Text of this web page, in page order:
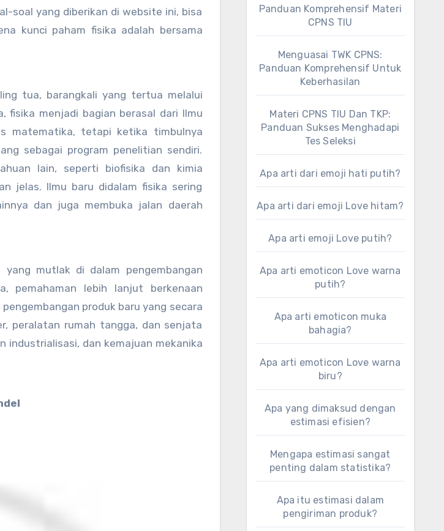
soal yang diberikan di website ini, bisa
kunci paham fisika adalah bersama
tua, barangkali yang tertua melalui
fisika menjadi bagian berasal dari Ilmu
matematika, tetapi ketika timbulnya
sebagai program penelitian sendiri.
lain, seperti biofisika dan kimia
jelas. Ilmu baru didalam fisika sering
dan juga membuka jalan daerah
mutlak di dalam pengembangan
pemahaman lebih lanjut berkenaan
produk baru yang secara
peralatan rumah tangga, dan senjata
industrialisasi, dan kemajuan mekanika
Panduan Komprehensif Materi
CPNS TIU
Menguasai TWK CPNS:
Panduan Komprehensif Untuk
Keberhasilan
Materi CPNS TIU Dan TKP:
Panduan Sukses Menghadapi
Tes Seleksi
Apa arti dari emoji hati putih?
Apa arti dari emoji Love hitam?
Apa arti emoji Love putih?
Apa arti emoticon Love warna
putih?
Apa arti emoticon muka
bahagia?
Apa arti emoticon Love warna
biru?
Apa yang dimaksud dengan
estimasi efisien?
Mengapa estimasi sangat
penting dalam statistika?
Apa itu estimasi dalam
pengiriman produk?